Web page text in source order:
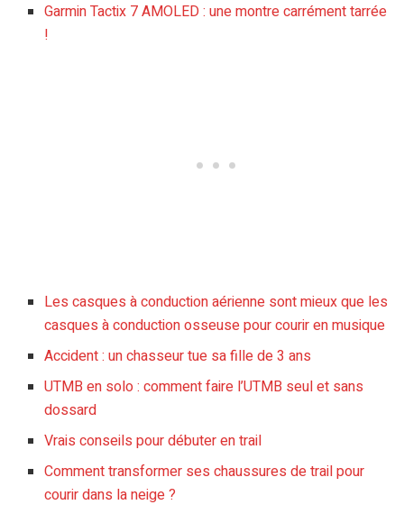
Garmin Tactix 7 AMOLED : une montre carrément tarrée
!
Les casques à conduction aérienne sont mieux que les
casques à conduction osseuse pour courir en musique
Accident : un chasseur tue sa fille de 3 ans
UTMB en solo : comment faire l’UTMB seul et sans
dossard
Vrais conseils pour débuter en trail
Comment transformer ses chaussures de trail pour
courir dans la neige ?